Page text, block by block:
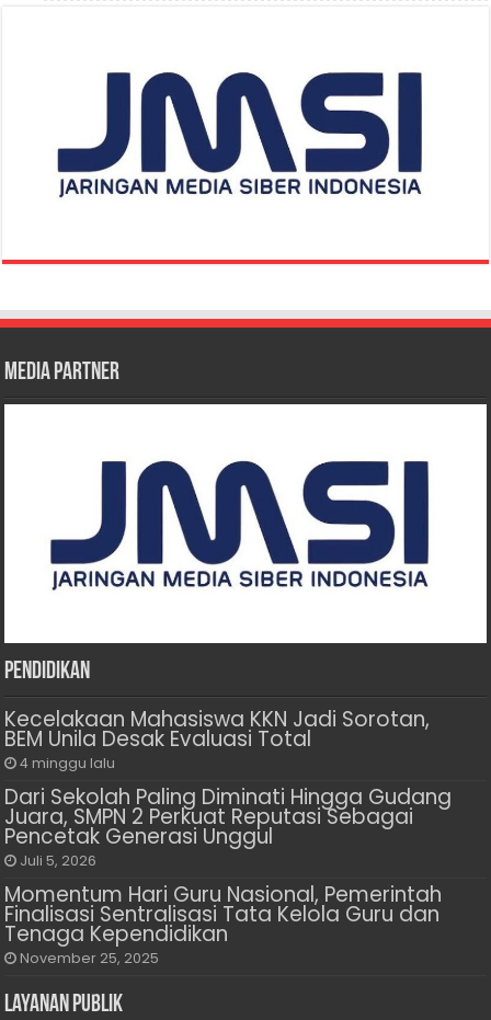
Media Partner
Pendidikan
Kecelakaan Mahasiswa KKN Jadi Sorotan,
BEM Unila Desak Evaluasi Total
4 minggu lalu
Dari Sekolah Paling Diminati Hingga Gudang
Juara, SMPN 2 Perkuat Reputasi Sebagai
Pencetak Generasi Unggul
Juli 5, 2026
Momentum Hari Guru Nasional, Pemerintah
Finalisasi Sentralisasi Tata Kelola Guru dan
Tenaga Kependidikan
November 25, 2025
Layanan Publik